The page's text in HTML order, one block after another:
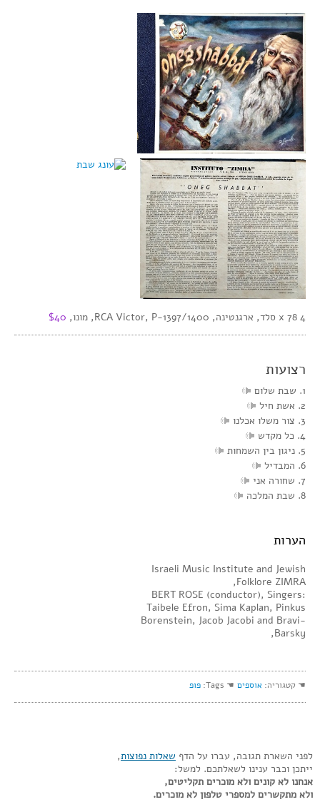
4 x 78 סלד, ארגנטינה, RCA Victor, P-1397/1400, מונו, $40
רצועות
1. שבת שלום
2. אשת חיל
3. צור משלו אכלנו
4. כל מקדש
5. ניגון בין השמחות
6. המבדיל
7. שחורה אני
8. שבת המלכה
הערות
Israeli Music Institute and Jewish
Folklore ZIMRA,
BERT ROSE (conductor), Singers:
Taibele Efron, Sima Kaplan, Pinkus
Borenstein, Jacob Jacobi and Bravi-
Barsky,
☚ קטגוריה: אוספים ☚ Tags: פופ
לפני השארת תגובה, עברו על הדף שאלות נפוצות,
ייתכן וכבר ענינו לשאלתכם. למשל:
אנחנו לא קונים ולא מוכרים תקליטים,
ולא מתקשרים למספרי טלפון לא מוכרים.